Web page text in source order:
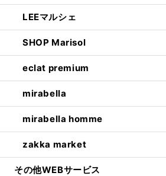
LEEマルシェ
SHOP Marisol
eclat premium
mirabella
mirabella homme
zakka market
その他WEBサービス